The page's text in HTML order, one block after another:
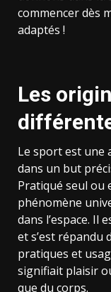
commencer dès
adaptés !
Les
Le sport est une
dans un but
Pratiqué seul ou
phénomène
dans l’espace. Il
et s’est répandu
pratiques et
signifiait plaisir
que du corps.